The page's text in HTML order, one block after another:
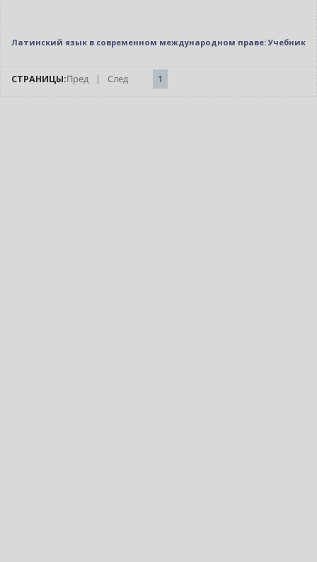
Латинский язык в современном международном праве: Учебник
СТРАНИЦЫ:Пред | След 1